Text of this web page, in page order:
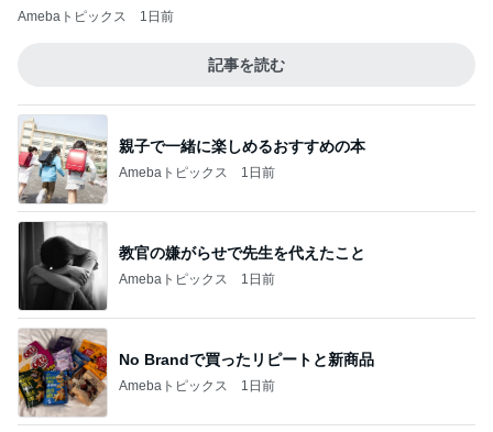
Amebaトピックス 1日前
記事を読む
親子で一緒に楽しめるおすすめの本
Amebaトピックス 1日前
教官の嫌がらせで先生を代えたこと
Amebaトピックス 1日前
No Brandで買ったリピートと新商品
Amebaトピックス 1日前